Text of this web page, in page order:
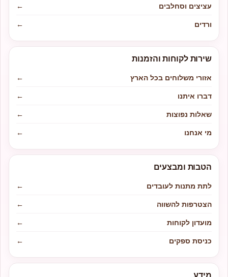
עציצים וסחלבים
←
ורדים
←
שירות לקוחות והזמנות
אזורי משלוחים בכל הארץ
←
דברו איתנו
←
שאלות נפוצות
←
מי אנחנו
←
הטבות ומבצעים
לתת מתנות לעובדים
←
הצטרפות להשווה
←
מועדון לקוחות
←
כניסת ספקים
←